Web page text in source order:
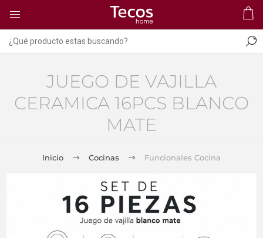
JUEGO DE VAJILLA
CERAMICA 16PCS BLANCO
MATE
Inicio Cocinas Funcionales Cocina